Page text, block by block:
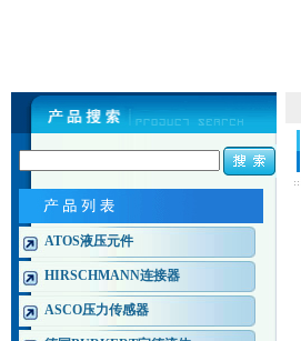
ATOS液压元件
HIRSCHMANN连接器
ASCO压力传感器